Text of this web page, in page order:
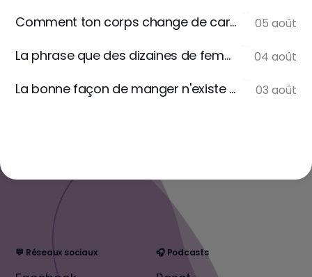
Comment ton corps change de carburant 05 août
La phrase que des dizaines de femmes m'écrivent 04 août
La bonne façon de manger n'existe pas 03 août
💬 Réseaux sociaux 🎧 Podcasts